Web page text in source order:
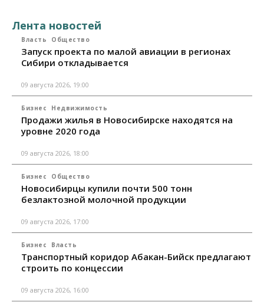
Лента новостей
Власть Общество
Запуск проекта по малой авиации в регионах
Сибири откладывается
09 августа 2026, 19:00
Бизнес Недвижимость
Продажи жилья в Новосибирске находятся на
уровне 2020 года
09 августа 2026, 18:00
Бизнес Общество
Новосибирцы купили почти 500 тонн
безлактозной молочной продукции
09 августа 2026, 17:00
Бизнес Власть
Транспортный коридор Абакан-Бийск предлагают
строить по концессии
09 августа 2026, 16:00